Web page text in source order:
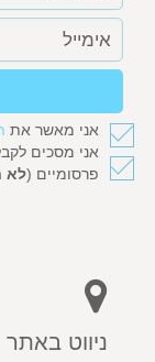
אני מאשר את
אני מסכים
פרסומיים (לא
ניווט באתר